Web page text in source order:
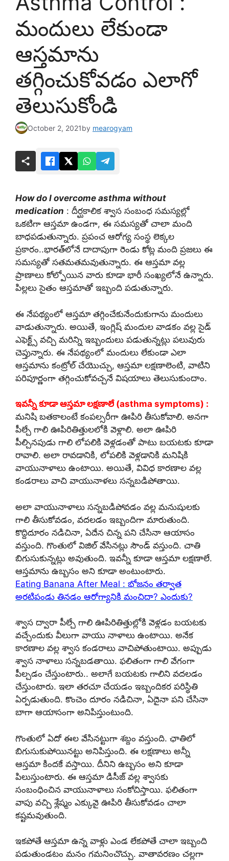
మందులు లేకుండా
ఆస్తమాను
తగ్గించుకోవడం ఎలాగో
తెలుసుకోండి
October 2, 2021by mearogyam
How do I overcome asthma without
medication : దీర్ఘకాలిక శ్వాస సంబంధ సమస్యల్లో
ఒకటిగా ఆస్తమా ఉండగా, ఈ సమస్యతో చాలా మంది
బాధపడుతున్నారు. ప్రపంచ ఆరోగ్య సంస్థ లెక్కల
ప్రకారం..భారత్‌లోనే దాదాపుగా రెండు కోట్ల మంది ప్రజలు ఈ
సమస్యతో సతమతమవుతున్నారు. ఈ ఆస్తమా వల్ల
ప్రాణాలు కోల్పోయిన వారు కూడా భారీ సంఖ్యలోనే ఉన్నారు.
పిల్లలు సైతం ఆస్తమాతో ఇబ్బంది పడుతున్నారు.
ఈ నేపథ్యంలో ఆస్తమా తగ్గించేకునేందుకుగాను మందులు
వాడుతున్నారు. అయితే, ఇంగ్లిష్ మందుల వాడకం వల్ల సైడ్
ఎఫెక్ట్స్ వచ్చి మరిన్ని ఇబ్బందులు పడుతున్నట్లు పలువురు
చెప్తున్నారు. ఈ నేపథ్యంలో మందులు లేకుండా ఎలా
ఆస్తమాను కంట్రోల్ చేయొచ్చు, ఆస్తమా లక్షణాలెంటి, వాటిని
పరిపూర్ణంగా తగ్గించుకోవచ్చనే విషయాలు తెలుసుకుందాం.
ఇవన్నీ కూడా ఆస్తమా లక్షణాలే (asthma symptoms) :
మనిషి బతకాలంటే కంపల్సరీగా ఊపిరి తీసుకోవాలి. అనగా
పీల్చే గాలి ఊపిరితిత్తులలోకి వెళ్లాలి. అలా ఊపిరి
పీల్చినపుడు గాలి లోపలికి వెళ్లడంతో పాటు బయటకు కూడా
రావాలి. అలా రావడానికి, లోపలికి వెళ్లడానికి మనిషికి
వాయునాళాలు ఉంటాయి. అయితే, వివిధ కారణాల వల్ల
కండరాలు వాచి వాయునాళలు సన్నబడిపోతాయి.
అలా వాయునాళాలు సన్నబడిపోవడం వల్ల మనుషులకు
గాలి తీసుకోవడం, వదలడం ఇబ్బందిగా మారుతుంది.
కొద్దిదూరం నడిచినా, ఏదేన చిన్న పని చేసినా ఆయాసం
వస్తుంది. గొంతులో విజిల్ వేసినట్లు సౌండ్ వస్తుంది. చాతి
బిగుసుకున్నట్లు అవుతుంది. ఇవన్నీ కూడా ఆస్తమా లక్షణాలే.
ఆస్తమాను ఉబ్బసం అని కూడా అంటుంటారు.
Eating Banana After Meal : భోజనం తర్వాత
అరటిపండు తినడం ఆరోగ్యానికి మంచిదా? ఎందుకు?
శ్వాస ద్వారా పీల్చే గాలి ఊపిరితిత్తుల్లోకి వెళ్లడం బయటకు
వచ్చేందుకు వీలుగా వాయు నాళాలు ఉంటాయి. అనేక
కారణాల వల్ల శ్వాస కండరాలు వాచిపోతుంటాయి. అప్పుడు
శ్వాస నాళాలు సన్నబడతాయి. ఫలితంగా గాలి వేగంగా
పీల్చడం చేస్తుంటారు.. అలాగే బయటకు గాలిని వదలడం
చేస్తుంటారు. ఇలా తరచూ చేయడం ఇబ్బందికర పరిస్థితి
ఏర్పడుతుంది. కొంచెం దూరం నడిచినా, ఏదైనా పని చేసినా
బాగా ఆయాసంగా అనిపిస్తుంటుంది.
గొంతులో ఏదో ఈల వేసినట్టుగా శబ్దం వస్తుంది. ఛాతిలో
బిగుసుకుపోయినట్టు అనిపిస్తుంది. ఈ లక్షణాలు అన్నీ
ఆస్తమా కిందకే వస్తాయి. దీనిని ఉబ్బసం అని కూడా
పిలుస్తుంటారు. ఈ ఆస్తమా డిసీజ్ వల్ల శ్వాసకు
సంబంధించిన వాయునాళాలు సంకోచిస్తాయి. ఫలితంగా
వాపు వచ్చి శ్లేష్మం ఎక్కువై ఊపిరి తీసుకోవడం చాలా
కష్టమవుతుంది.
ఇకపోతే ఆస్తమా ఉన్న వాళ్లు ఎండ లేకపోతే చాలా ఇబ్బంది
పడుతుండటం మనం గమనించొచ్చు. వాతావరణం చల్లగా